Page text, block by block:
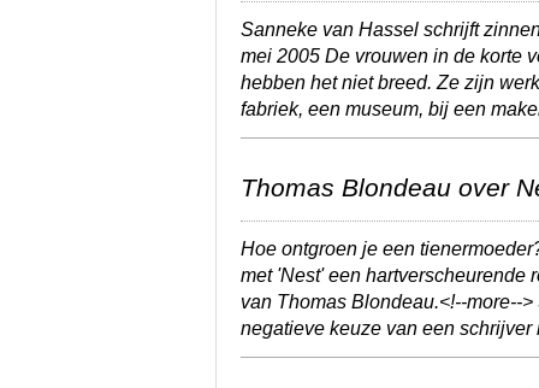
Sanneke van Hassel schrijft
mei 2005 De vrouwen in de korte
hebben het niet breed. Ze zijn
fabriek, een museum, bij een
Thomas Blondeau over
Hoe ontgroen je een
met 'Nest' een hartverscheurende
van Thomas Blondeau.<!--more--
negatieve keuze van een